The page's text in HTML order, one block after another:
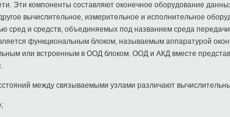
Эти компоненты составляют оконечное оборудование
вычислительное, измерительное и исполнительное
и средств, объединяемых под названием среда
функциональным блоком, называемым аппаратурой
или встроенным в ООД блоком. ООД и АКД вместе
между связываемыми узлами различают